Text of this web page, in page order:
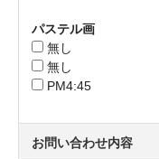
パステル画
無し
無し
PM4:45
お問い合わせ内容